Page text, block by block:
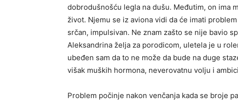
dobrodušnošću legla na dušu. Međutim, on ima
život. Njemu se iz aviona vidi da će imati
srčan, impulsivan. Ne znam zašto se nije bavio
Aleksandrina želja za porodicom, uletela je u
ubeđen sam da to ne može da bude na duge
višak muških hormona, neverovatnu volju i
Problem počinje nakon venčanja kada se broje